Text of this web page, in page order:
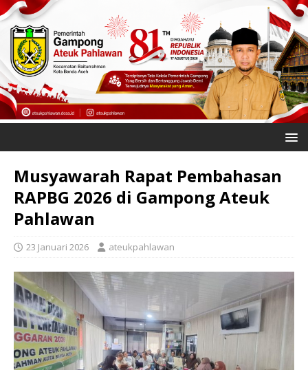
Musyawarah Rapat Pembahasan
RAPBG 2026 di Gampong Ateuk
Pahlawan
23 Januari 2026 ateukpahlawan